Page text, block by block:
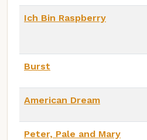
Ich Bin Raspberry
Burst
American Dream
Peter, Pale and Mary